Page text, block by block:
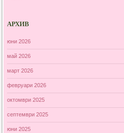
АРХИВ
юни 2026
май 2026
март 2026
февруари 2026
октомври 2025
септември 2025
юни 2025